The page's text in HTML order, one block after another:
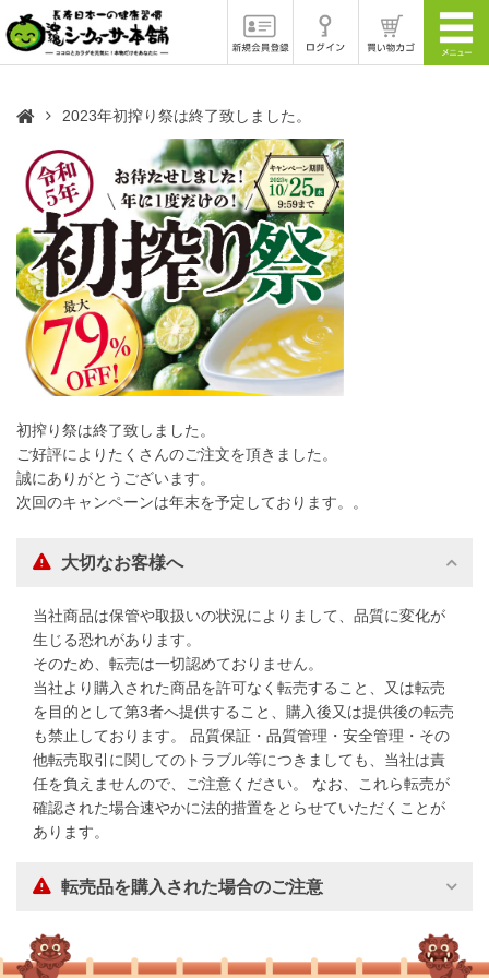
2023年初搾り祭は終了致しました。
初搾り祭は終了致しました。
ご好評によりたくさんのご注文を頂きました。
誠にありがとうございます。
次回のキャンペーンは年末を予定しております。。
大切なお客様へ
当社商品は保管や取扱いの状況によりまして、品質に変化が
生じる恐れがあります。
そのため、転売は一切認めておりません。
当社より購入された商品を許可なく転売すること、又は転売
を目的として第3者へ提供すること、購入後又は提供後の転売
も禁止しております。 品質保証・品質管理・安全管理・その
他転売取引に関してのトラブル等につきましても、当社は責
任を負えませんので、ご注意ください。 なお、これら転売が
確認された場合速やかに法的措置をとらせていただくことが
あります。
転売品を購入された場合のご注意